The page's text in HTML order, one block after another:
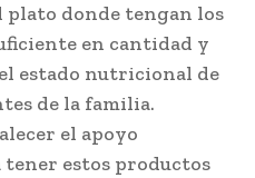
plato donde tengan los
en cantidad y
estado nutricional de
de la familia.
el apoyo
tener estos productos